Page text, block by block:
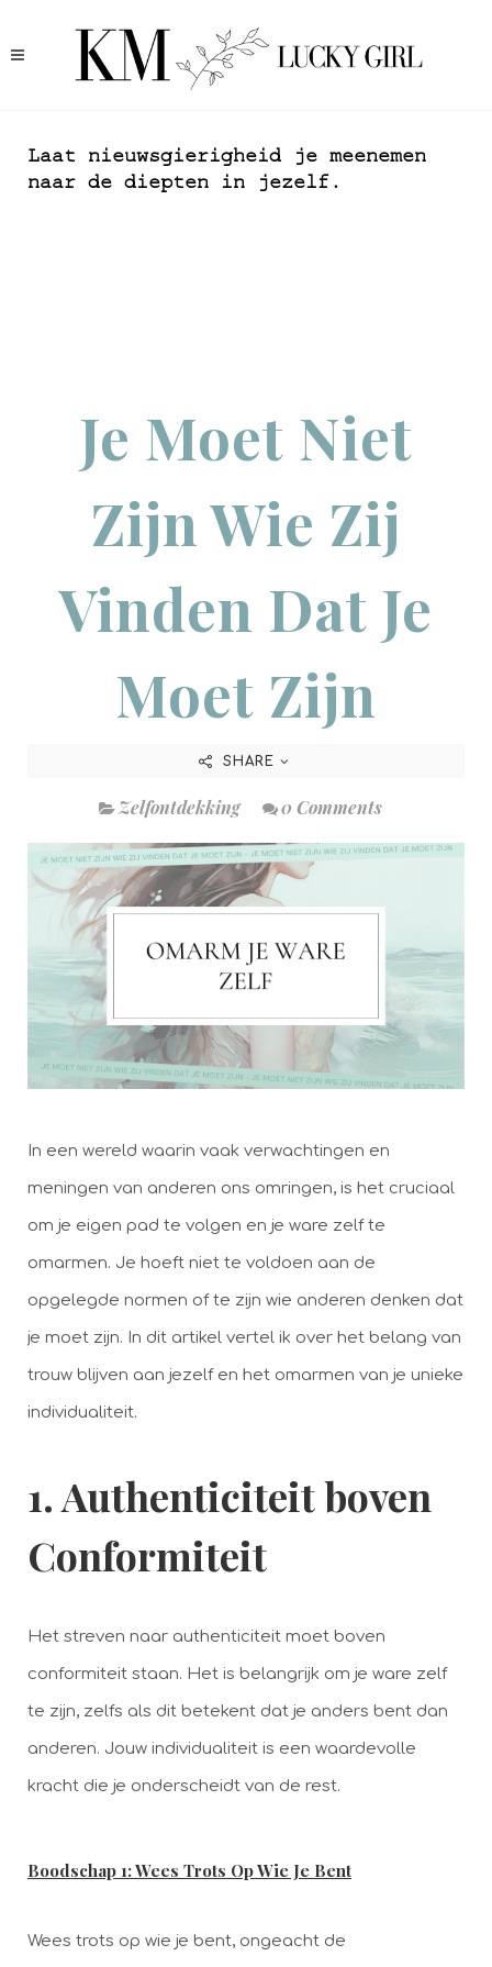
Laat nieuwsgierigheid je meenemen
naar de diepten in jezelf.
Je Moet Niet
Zijn Wie Zij
Vinden Dat Je
Moet Zijn
SHARE
Zelfontdekking 0 Comments
In een wereld waarin vaak verwachtingen en
meningen van anderen ons omringen, is het cruciaal
om je eigen pad te volgen en je ware zelf te
omarmen. Je hoeft niet te voldoen aan de
opgelegde normen of te zijn wie anderen denken dat
je moet zijn. In dit artikel vertel ik over het belang van
trouw blijven aan jezelf en het omarmen van je unieke
individualiteit.
1. Authenticiteit boven
Conformiteit
Het streven naar authenticiteit moet boven
conformiteit staan. Het is belangrijk om je ware zelf
te zijn, zelfs als dit betekent dat je anders bent dan
anderen. Jouw individualiteit is een waardevolle
kracht die je onderscheidt van de rest.
Boodschap 1: Wees Trots Op Wie Je Bent
Wees trots op wie je bent, ongeacht de